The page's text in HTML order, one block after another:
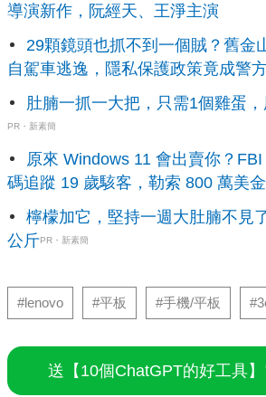
導演新作，阮經天、王淨主演
29顆鏡頭也抓不到一個賊？舊金
自駕車逃逸，隱私保護政策竟成警
肚腩一抓一大把，只需1個雞蛋
PR・新素簡
原來 Windows 11 會出賣你？FBI
碼追蹤 19 歲駭客，勒索 800 萬美
檸檬加它，堅持一週大肚腩不見
公斤PR・新素簡
#lenovo #平板 #手機/平板
送【10個ChatGPT的好工具